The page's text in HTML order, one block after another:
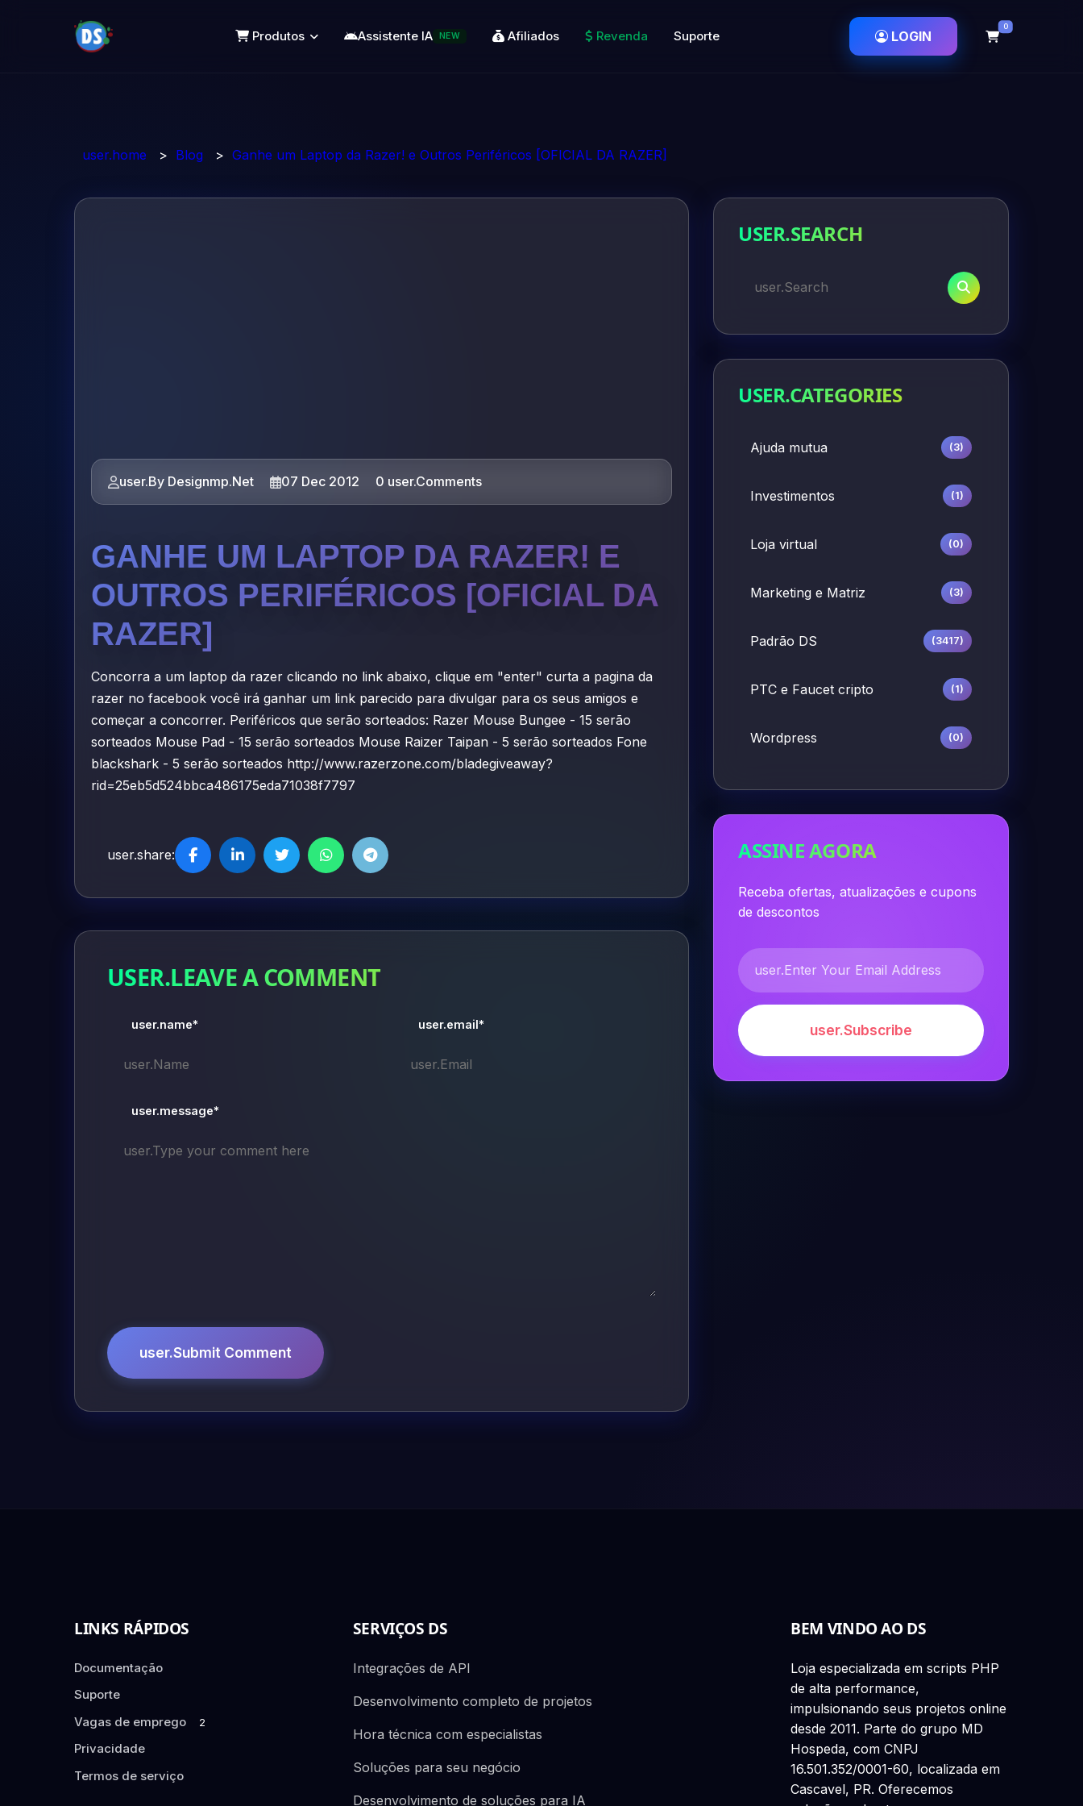
Produtos Assistente IA NEW Afiliados Revenda Suporte LOGIN
0
user.home > Blog > Ganhe um Laptop da Razer! e Outros Periféricos [OFICIAL DA RAZER]
user.By Designmp.Net 07 Dec 2012 0 user.Comments
GANHE UM LAPTOP DA RAZER! E
OUTROS PERIFÉRICOS [OFICIAL DA
RAZER]
Concorra a um laptop da razer clicando no link abaixo, clique em "enter" curta a pagina da
razer no facebook você irá ganhar um link parecido para divulgar para os seus amigos e
começar a concorrer. Periféricos que serão sorteados: Razer Mouse Bungee - 15 serão
sorteados Mouse Pad - 15 serão sorteados Mouse Raizer Taipan - 5 serão sorteados Fone
blackshark - 5 serão sorteados http://www.razerzone.com/bladegiveaway?
rid=25eb5d524bbca486175eda71038f7797
user.share:
USER.LEAVE A COMMENT
user.name* user.email*
user.message*
user.Submit Comment
USER.SEARCH
USER.CATEGORIES
Ajuda mutua (3)
Investimentos (1)
Loja virtual (0)
Marketing e Matriz (3)
Padrão DS (3417)
PTC e Faucet cripto (1)
Wordpress (0)
ASSINE AGORA
Receba ofertas, atualizações e cupons
de descontos
user.Subscribe
LINKS RÁPIDOS
Documentação
Suporte
Vagas de emprego
2
Privacidade
Termos de serviço
SERVIÇOS DS
Integrações de API
Desenvolvimento completo de projetos
Hora técnica com especialistas
Soluções para seu negócio
Desenvolvimento de soluções para IA
BEM VINDO AO DS
Loja especializada em scripts PHP
de alta performance,
impulsionando seus projetos online
desde 2011. Parte do grupo MD
Hospeda, com CNPJ
16.501.352/0001-60, localizada em
Cascavel, PR. Oferecemos